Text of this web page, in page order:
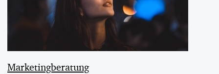
Marketingberatung